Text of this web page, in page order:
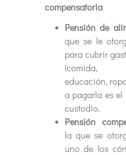
compensatoria
Pensión de
que se le
para cubrir
(comida,
educación,
a pagarla es
custodio.
Pensión
la que se
uno de los